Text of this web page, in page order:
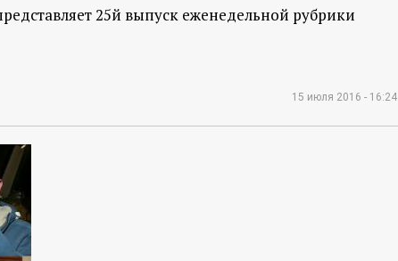
25й выпуск еженедельной рубрики
15 июля 2016 - 16:24